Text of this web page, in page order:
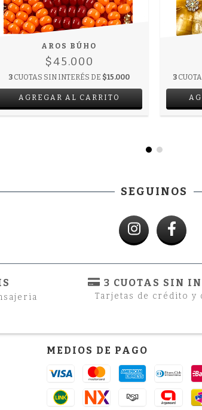
AROS BÚHO
$45.000
3 CUOTAS SIN INTERÉS DE $15.000 3
SEGUINOS
3 CUOTAS SIN
Tarjetas de crédito y
MEDIOS DE PAGO